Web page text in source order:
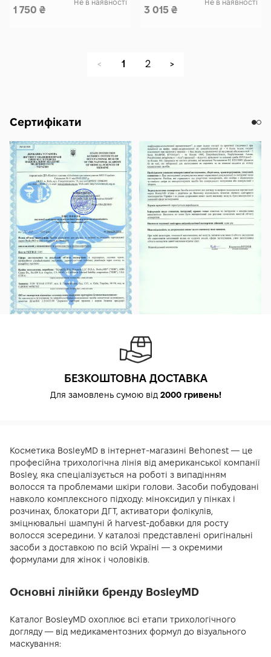
1 750 ₴
Не в наявності
3 015 ₴
Не в наявності
< 1 2 >
Сертифікати
БЕЗКОШТОВНА ДОСТАВКА
Для замовлень сумою від 2000 гривень!
Косметика BosleyMD в інтернет-магазині Behonest — це
професійна трихологічна лінія від американської компанії
Bosley, яка спеціалізується на роботі з випадінням
волосся та проблемами шкіри голови. Засоби побудовані
навколо комплексного підходу: міноксидил у пінках і
розчинах, блокатори ДГТ, активатори фолікулів,
зміцнювальні шампуні й harvest-добавки для росту
волосся зсередини. У каталозі представлені оригінальні
засоби з доставкою по всій Україні — з окремими
формулами для жінок і чоловіків.
Основні лінійки бренду BosleyMD
Каталог BosleyMD охоплює всі етапи трихологічного
догляду — від медикаментозних формул до візуального
маскування: